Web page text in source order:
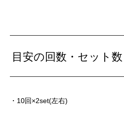
目安の回数・セット数
・10回×2set(左右)